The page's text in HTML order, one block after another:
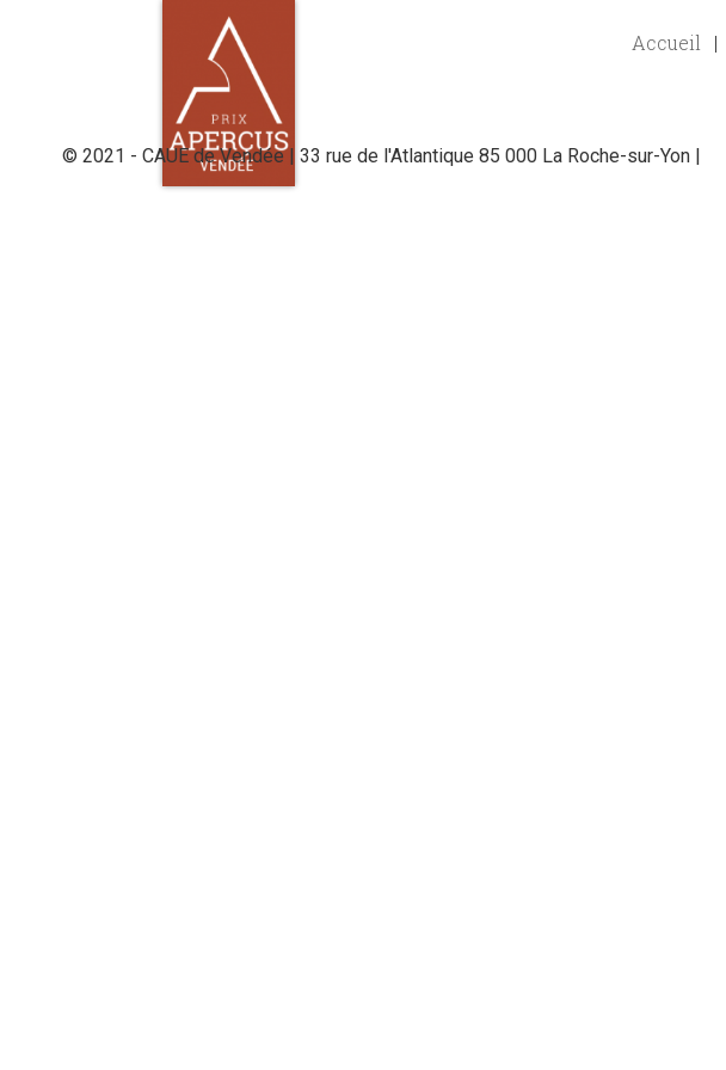
Accueil
© 2021 - CAUE de Vendée | 33 rue de l'Atlantique 85 000 La Roche-sur-Yon |